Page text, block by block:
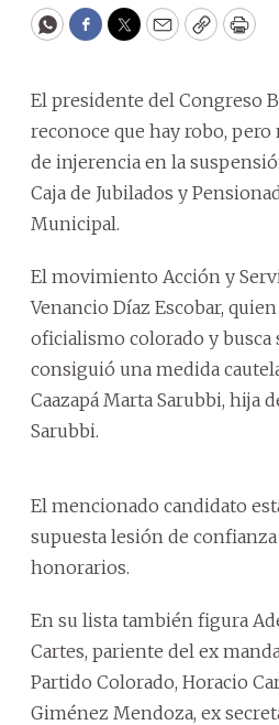
WhatsApp
Facebook
Twitter
EmailCopyPrint
El presidente del Congreso
reconoce que hay robo,
de injerencia en la
Caja de Jubilados y
Municipal.
El movimiento Acción y
Venancio Díaz Escobar,
oficialismo colorado y busca
consiguió una medida
Caazapá Marta Sarubbi, hija
Sarubbi.
El mencionado candidato
supuesta lesión de
honorarios.
En su lista también figura
Cartes, pariente del ex
Partido Colorado, Horacio
Giménez Mendoza, ex